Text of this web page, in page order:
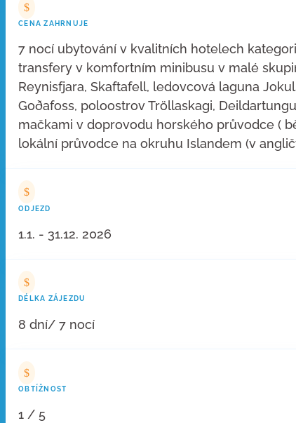
$
CENA ZAHRNUJE
7 nocí ubytování v kvalitních hotelech
transfery v komfortním minibusu v malé
Reynisfjara, Skaftafell, ledovcová laguna
Goðafoss, poloostrov Tröllaskagi,
mačkami v doprovodu horského průvodce (
lokální průvodce na okruhu Islandem (v
$
ODJEZD
1.1. - 31.12. 2026
$
DÉLKA ZÁJEZDU
8 dní/ 7 nocí
$
OBTÍŽNOST
1 / 5